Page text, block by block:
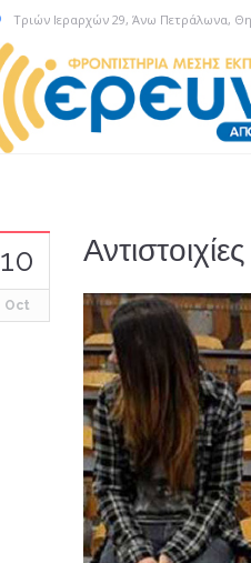
Τριών Ιεραρχών 29, Άνω Πετράλωνα,
10
Oct